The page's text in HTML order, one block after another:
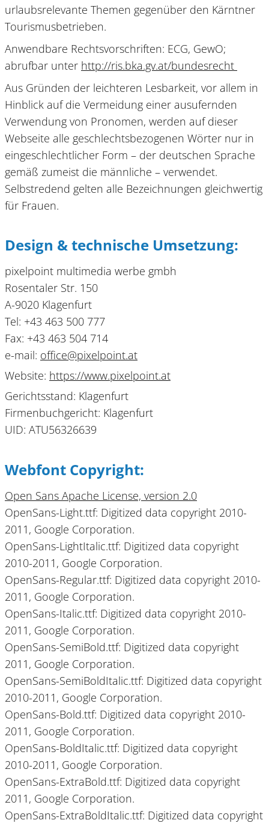
urlaubsrelevante Themen gegenüber den Kärntner
Tourismusbetrieben.
Anwendbare Rechtsvorschriften: ECG, GewO;
abrufbar unter http://ris.bka.gv.at/bundesrecht
Aus Gründen der leichteren Lesbarkeit, vor allem in
Hinblick auf die Vermeidung einer ausufernden
Verwendung von Pronomen, werden auf dieser
Webseite alle geschlechtsbezogenen Wörter nur in
eingeschlechtlicher Form – der deutschen Sprache
gemäß zumeist die männliche – verwendet.
Selbstredend gelten alle Bezeichnungen gleichwertig
für Frauen.
Design & technische Umsetzung:
pixelpoint multimedia werbe gmbh
Rosentaler Str. 150
A-9020 Klagenfurt
Tel: +43 463 500 777
Fax: +43 463 504 714
e-mail: office@pixelpoint.at
Website: https://www.pixelpoint.at
Gerichtsstand: Klagenfurt
Firmenbuchgericht: Klagenfurt
UID: ATU56326639
Webfont Copyright:
Open Sans Apache License, version 2.0
OpenSans-Light.ttf: Digitized data copyright 2010-
2011, Google Corporation.
OpenSans-LightItalic.ttf: Digitized data copyright
2010-2011, Google Corporation.
OpenSans-Regular.ttf: Digitized data copyright 2010-
2011, Google Corporation.
OpenSans-Italic.ttf: Digitized data copyright 2010-
2011, Google Corporation.
OpenSans-SemiBold.ttf: Digitized data copyright
2011, Google Corporation.
OpenSans-SemiBoldItalic.ttf: Digitized data copyright
2010-2011, Google Corporation.
OpenSans-Bold.ttf: Digitized data copyright 2010-
2011, Google Corporation.
OpenSans-BoldItalic.ttf: Digitized data copyright
2010-2011, Google Corporation.
OpenSans-ExtraBold.ttf: Digitized data copyright
2011, Google Corporation.
OpenSans-ExtraBoldItalic.ttf: Digitized data copyright